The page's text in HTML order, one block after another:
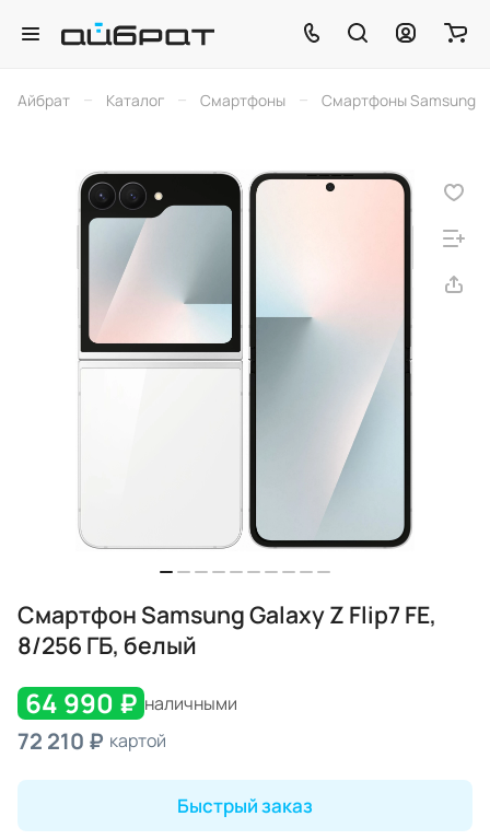
Айбрат – Каталог – Смартфоны – Смартфоны Samsung
Смартфон Samsung Galaxy Z Flip7 FE,
8/256 ГБ, белый
64 990 ₽ наличными
72 210 ₽ картой
Быстрый заказ